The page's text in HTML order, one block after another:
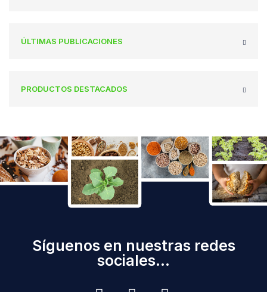
ÚLTIMAS PUBLICACIONES
PRODUCTOS DESTACADOS
Síguenos en nuestras redes
sociales...